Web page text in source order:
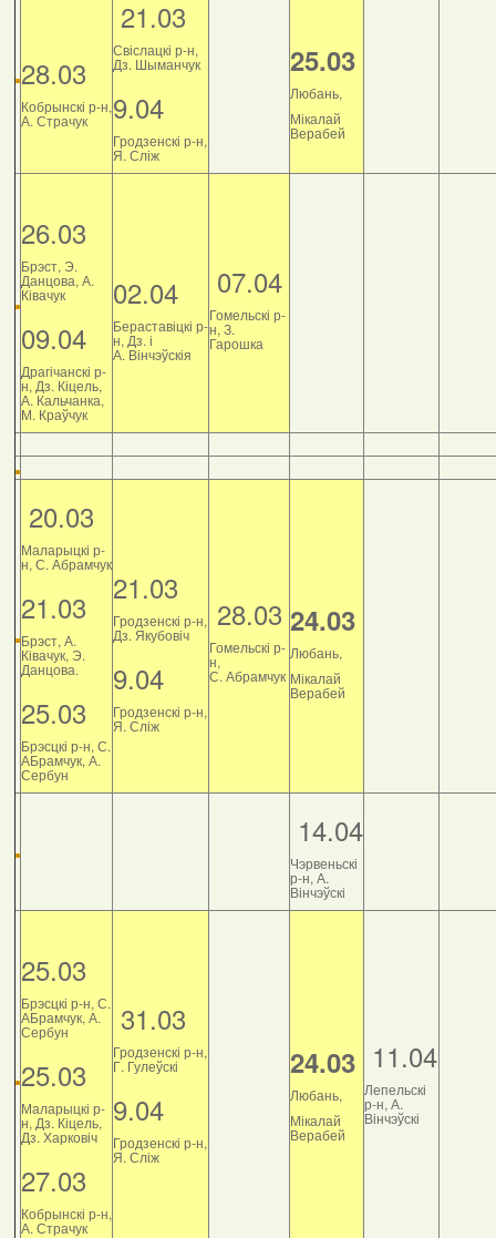
28.03
Кобрынскі р-н,
А. Страчук
21.03
Свіслацкі р-н,
Дз. Шыманчук
9.04
Гродзенскі р-н,
Я. Сліж
25.03
Любань,
Мікалай
Верабей
26.03
Брэст, Э.
Данцова, А.
Ківачук
09.04
Драгічанскі р-
н, Дз. Кіцель,
А. Кальчанка,
М. Краўчук
02.04
Бераставіцкі р-
н, Дз. і
А. Вінчэўскія
07.04
Гомельскі р-
н, З.
Гарошка
20.03
Маларыцкі р-
н, С. Абрамчук
21.03
Брэст, А.
Ківачук, Э.
Данцова.
25.03
Брэсцкі р-н, С.
АБрамчук, А.
Сербун
21.03
Гродзенскі р-н,
Дз. Якубовіч
9.04
Гродзенскі р-н,
Я. Сліж
28.03
Гомельскі р-
н,
С. Абрамчук
24.03
Любань,
Мікалай
Верабей
14.04
Чэрвеньскі
р-н, А.
Вінчэўскі
25.03
Брэсцкі р-н, С.
АБрамчук, А.
Сербун
25.03
Маларыцкі р-
н, Дз. Кіцель,
Дз. Харковіч
27.03
Кобрынскі р-н,
А. Страчук
31.03
Гродзенскі р-н,
Г. Гулеўскі
9.04
Гродзенскі р-н,
Я. Сліж
24.03
Любань,
Мікалай
Верабей
11.04
Лепельскі
р-н, А.
Вінчэўскі